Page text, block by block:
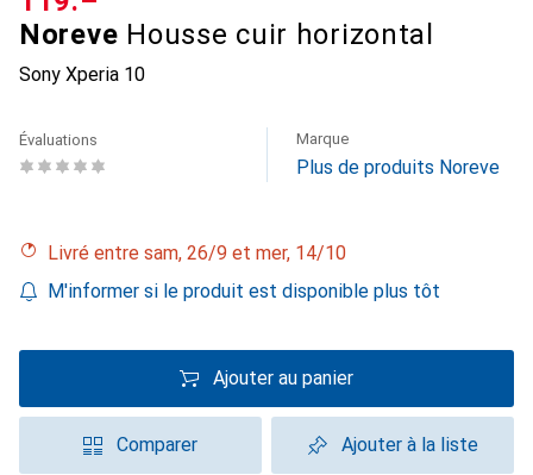
Noreve Housse cuir horizontal
Sony Xperia 10
Évaluations Marque
Plus de produits Noreve
Livré entre sam, 26/9 et mer, 14/10
M'informer si le produit est disponible plus tôt
Ajouter au panier
Comparer Ajouter à la liste